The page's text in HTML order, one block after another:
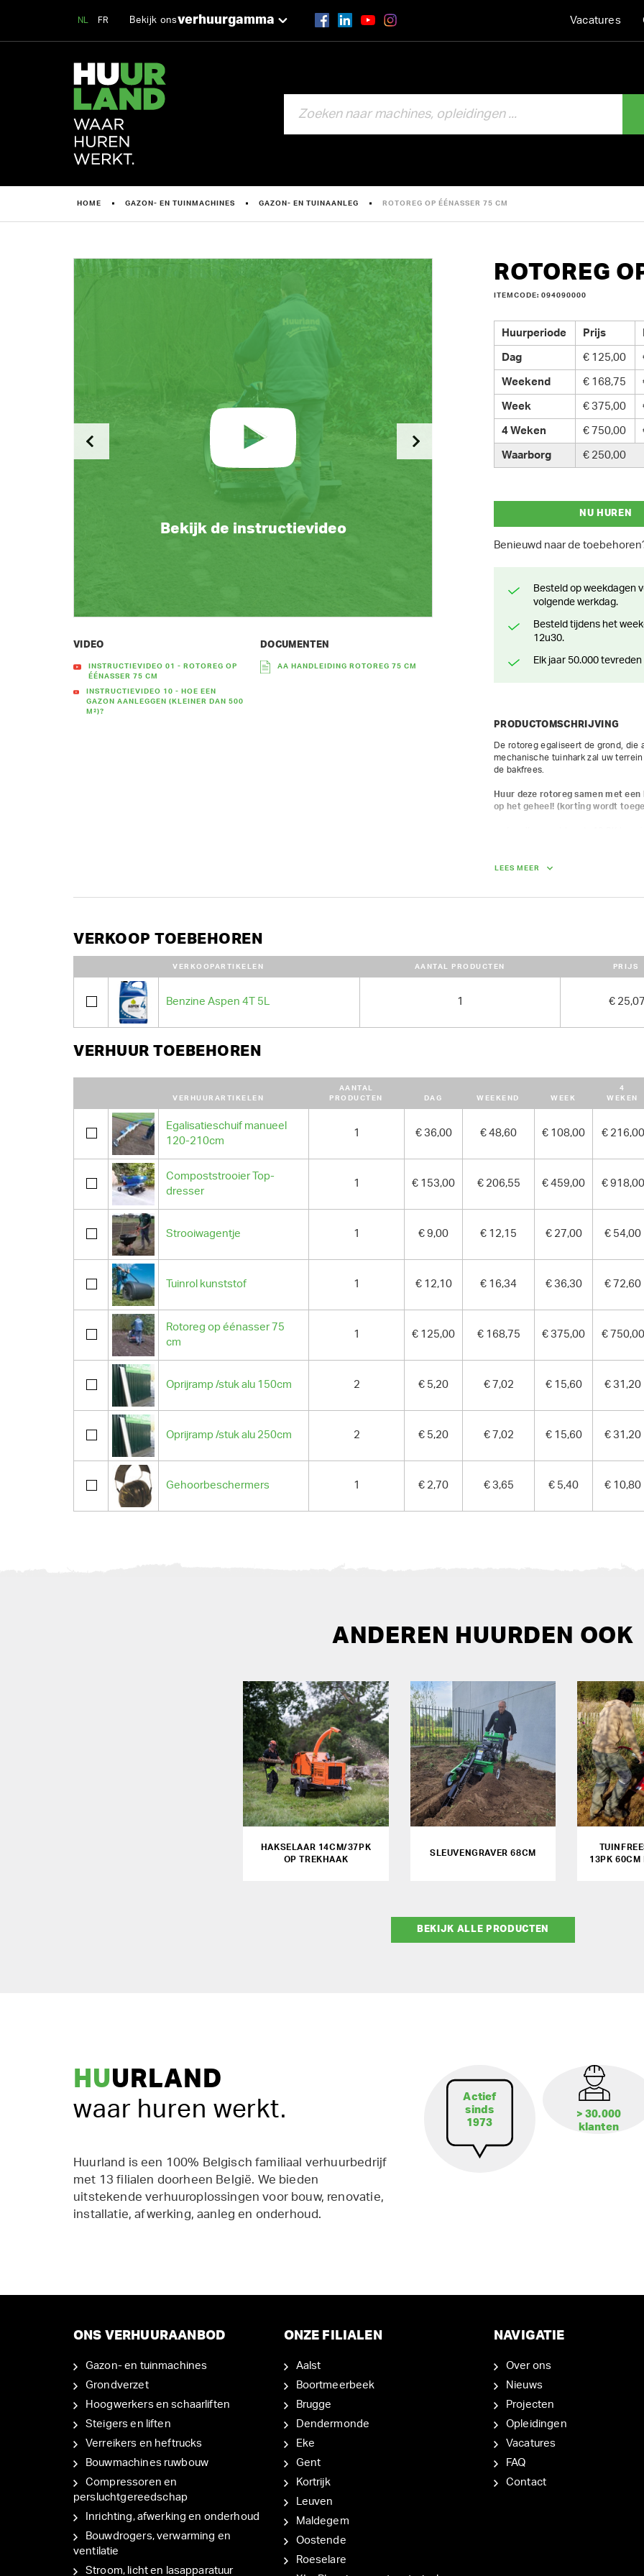
NL FR Bekijk onsverhuurgamma Vacatures
HOME GAZON- EN TUINMACHINES GAZON- EN TUINAANLEG ROTOREG OP ÉÉNASSER 75 CM
ROTOREG
ITEMCODE: 094090000
Bekijk de instructievideo
VIDEO
INSTRUCTIEVIDEO 01 - ROTOREG OP
ÉÉNASSER 75 CM
INSTRUCTIEVIDEO 10 - HOE EEN
GAZON AANLEGGEN (KLEINER DAN 500
M²)?
DOCUMENTEN
AA HANDLEIDING ROTOREG 75 CM
Huurperiode Prijs
Dag € 125,00
Weekend € 168,75
Week € 375,00
4 Weken € 750,00
Waarborg € 250,00
NU HUREN
Benieuwd naar de
Besteld op weekdagen voor 13 uur? Klaar voor levering of afhaling de
volgende werkdag.
Besteld tijdens het weekend? Klaar voor levering of afhaling vanaf maandag
12u30.
Elk jaar 50.000
PRODUCTOMSCHRIJVING
De rotoreg egaliseert de grond, die
mechanische tuinhark zal uw
de bakfrees.
Huur deze rotoreg samen met
op het geheel! (korting wordt
gewafelde rol werkbreedte 85 cm
AFMETINGEN (L X BR X H):
LEES MEER
VERKOOP TOEBEHOREN
VERKOOPARTIKELEN AANTAL PRODUCTEN PRIJS
Benzine Aspen 4T 5L 1 €
VERHUUR TOEBEHOREN
VERHUURARTIKELEN
AANTAL
PRODUCTEN
DAG WEEKEND WEEK
4
WEKEN
Egalisatieschuif manueel
120-210cm
1 € 36,00 € 48,60 € 108,00 € 216,00
Compoststrooier Top-
dresser
1 € 153,00 € 206,55 € 459,00 € 918,00
Strooiwagentje 1 € 9,00 € 12,15 € 27,00 € 54,00
Tuinrol kunststof 1 € 12,10 € 16,34 € 36,30 € 72,60
Rotoreg op éénasser 75
cm
1 € 125,00 € 168,75 € 375,00 € 750,00
Oprijramp /stuk alu 150cm 2 € 5,20 € 7,02 € 15,60 € 31,20
Oprijramp /stuk alu 250cm 2 € 5,20 € 7,02 € 15,60 € 31,20
Gehoorbeschermers 1 € 2,70 € 3,65 € 5,40 € 10,80
ANDEREN HUURDEN OOK
HAKSELAAR 14CM/37PK
OP TREKHAAK
SLEUVENGRAVER 68CM
13PK 60CM
BEKIJK ALLE PRODUCTEN
HUURLAND
waar huren werkt.
Huurland is een 100% Belgisch familiaal verhuurbedrijf
met 13 filialen doorheen België. We bieden
uitstekende verhuuroplossingen voor bouw, renovatie,
installatie, afwerking, aanleg en onderhoud.
Actief
sinds
1973
> 30.000
klanten
ONS VERHUURAANBOD
Gazon- en tuinmachines
Grondverzet
Hoogwerkers en schaarliften
Steigers en liften
Verreikers en heftrucks
Bouwmachines ruwbouw
Compressoren en
persluchtgereedschap
Inrichting, afwerking en onderhoud
Bouwdrogers, verwarming en
ventilatie
Stroom, licht en lasapparatuur
ONZE FILIALEN
Aalst
Boortmeerbeek
Brugge
Dendermonde
Eke
Gent
Kortrijk
Leuven
Maldegem
Oostende
Roeselare
NAVIGATIE
Over ons
Nieuws
Projecten
Opleidingen
Vacatures
FAQ
Contact